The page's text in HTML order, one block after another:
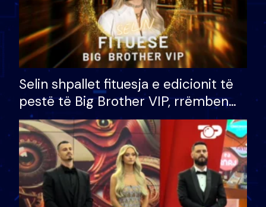
Selin shpallet fituesja e edicionit të
pestë të Big Brother VIP, rrëmben
çmimin e madh prej 100 mijë eurosh